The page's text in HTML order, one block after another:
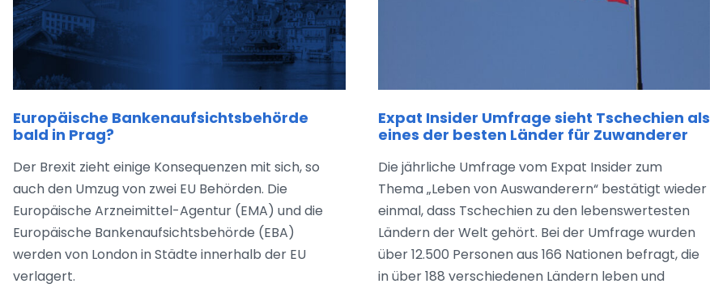
Europäische Bankenaufsichtsbehörde
bald in Prag?
Der Brexit zieht einige Konsequenzen mit sich, so
auch den Umzug von zwei EU Behörden. Die
Europäische Arzneimittel-Agentur (EMA) und die
Europäische Bankenaufsichtsbehörde (EBA)
werden von London in Städte innerhalb der EU
verlagert.
Expat Insider Umfrage sieht Tschechien als
eines der besten Länder für Zuwanderer
Die jährliche Umfrage vom Expat Insider zum
Thema „Leben von Auswanderern“ bestätigt wieder
einmal, dass Tschechien zu den lebenswertesten
Ländern der Welt gehört. Bei der Umfrage wurden
über 12.500 Personen aus 166 Nationen befragt, die
in über 188 verschiedenen Ländern leben und